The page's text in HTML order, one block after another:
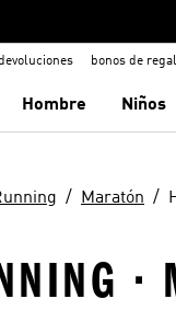
bonos de
Hombre Niños
Maratón
·